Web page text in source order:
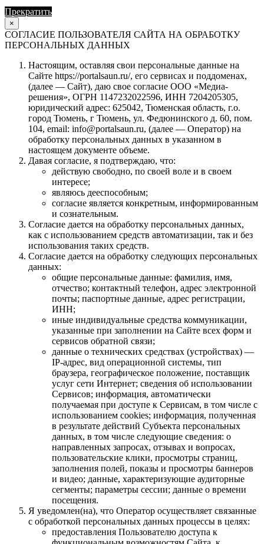
Прекратить
×
СОГЛАСИЕ ПОЛЬЗОВАТЕЛЯ САЙТА НА ОБРАБОТКУ
ПЕРСОНАЛЬНЫХ ДАННЫХ
Настоящим, оставляя свои персональные данные на
Сайте https://portalsaun.ru/, его сервисах и поддоменах,
(далее — Сайт), даю свое согласие ООО «Медиа-
решения», ОГРН 1147232022596, ИНН 7204205305,
юридический адрес: 625042, Тюменская область, г.о.
город Тюмень, г Тюмень, ул. Федюнинского д. 60, пом.
104, email: info@portalsaun.ru, (далее — Оператор) на
обработку персональных данных в указанном в
настоящем документе объеме.
Давая согласие, я подтверждаю, что:
действую свободно, по своей воле и в своем
интересе;
являюсь дееспособным;
согласие является конкретным, информированным
и сознательным.
Согласие дается на обработку персональных данных,
как с использованием средств автоматизации, так и без
использования таких средств.
Согласие дается на обработку следующих персональных
данных:
общие персональные данные: фамилия, имя,
отчество; контактный телефон, адрес электронной
почты; паспортные данные, адрес регистрации,
ИНН;
иные индивидуальные средства коммуникации,
указанные при заполнении на Сайте всех форм и
сервисов обратной связи;
данные о технических средствах (устройствах) —
IP-адрес, вид операционной системы, тип
браузера, географическое положение, поставщик
услуг сети Интернет; сведения об использовании
Сервисов; информация, автоматически
получаемая при доступе к Сервисам, в том числе с
использованием cookies; информация, полученная
в результате действий Субъекта персональных
данных, в том числе следующие сведения: о
направленных запросах, отзывах и вопросах,
пользовательские клики, просмотры страниц,
заполнения полей, показы и просмотры баннеров
и видео; данные, характеризующие аудиторные
сегменты; параметры сессии; данные о времени
посещения.
Я уведомлен(на), что Оператор осуществляет связанные
с обработкой персональных данных процессы в целях:
предоставления Пользователю доступа к